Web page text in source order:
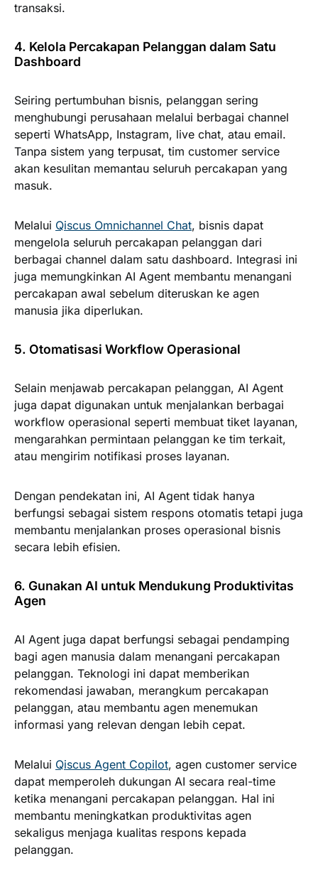
transaksi.
4. Kelola Percakapan Pelanggan dalam Satu
Dashboard
Seiring pertumbuhan bisnis, pelanggan sering
menghubungi perusahaan melalui berbagai channel
seperti WhatsApp, Instagram, live chat, atau email.
Tanpa sistem yang terpusat, tim customer service
akan kesulitan memantau seluruh percakapan yang
masuk.
Melalui Qiscus Omnichannel Chat, bisnis dapat
mengelola seluruh percakapan pelanggan dari
berbagai channel dalam satu dashboard. Integrasi ini
juga memungkinkan AI Agent membantu menangani
percakapan awal sebelum diteruskan ke agen
manusia jika diperlukan.
5. Otomatisasi Workflow Operasional
Selain menjawab percakapan pelanggan, AI Agent
juga dapat digunakan untuk menjalankan berbagai
workflow operasional seperti membuat tiket layanan,
mengarahkan permintaan pelanggan ke tim terkait,
atau mengirim notifikasi proses layanan.
Dengan pendekatan ini, AI Agent tidak hanya
berfungsi sebagai sistem respons otomatis tetapi juga
membantu menjalankan proses operasional bisnis
secara lebih efisien.
6. Gunakan AI untuk Mendukung Produktivitas
Agen
AI Agent juga dapat berfungsi sebagai pendamping
bagi agen manusia dalam menangani percakapan
pelanggan. Teknologi ini dapat memberikan
rekomendasi jawaban, merangkum percakapan
pelanggan, atau membantu agen menemukan
informasi yang relevan dengan lebih cepat.
Melalui Qiscus Agent Copilot, agen customer service
dapat memperoleh dukungan AI secara real-time
ketika menangani percakapan pelanggan. Hal ini
membantu meningkatkan produktivitas agen
sekaligus menjaga kualitas respons kepada
pelanggan.